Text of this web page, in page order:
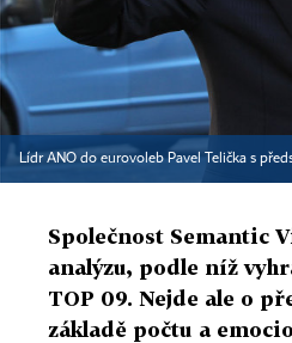
Lídr ANO do eurovoleb Pavel Telička s
Společnost Semantic
analýzu, podle níž
TOP 09. Nejde ale o
základě počtu a